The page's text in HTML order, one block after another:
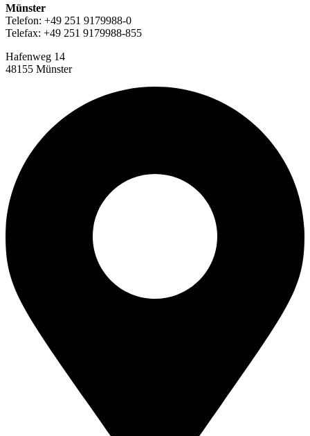
Münster
Telefon: +49 251 9179988-0
Telefax: +49 251 9179988-855
Hafenweg 14
48155 Münster